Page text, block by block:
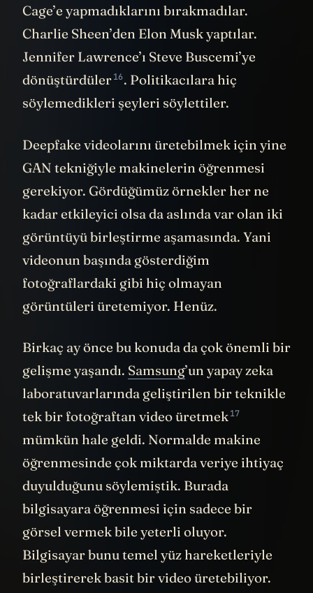
Cage’e yapmadıklarını bırakmadılar.
Charlie Sheen’den Elon Musk yaptılar.
Jennifer Lawrence’ı Steve Buscemi’ye
dönüştürdüler16. Politikacılara hiç
söylemedikleri şeyleri söylettiler.
Deepfake videolarını üretebilmek için yine
GAN tekniğiyle makinelerin öğrenmesi
gerekiyor. Gördüğümüz örnekler her ne
kadar etkileyici olsa da aslında var olan iki
görüntüyü birleştirme aşamasında. Yani
videonun başında gösterdiğim
fotoğraflardaki gibi hiç olmayan
görüntüleri üretemiyor. Henüz.
Birkaç ay önce bu konuda da çok önemli bir
gelişme yaşandı. Samsung’un yapay zeka
laboratuvarlarında geliştirilen bir teknikle
tek bir fotoğraftan video üretmek17
mümkün hale geldi. Normalde makine
öğrenmesinde çok miktarda veriye ihtiyaç
duyulduğunu söylemiştik. Burada
bilgisayara öğrenmesi için sadece bir
görsel vermek bile yeterli oluyor.
Bilgisayar bunu temel yüz hareketleriyle
birleştirerek basit bir video üretebiliyor.